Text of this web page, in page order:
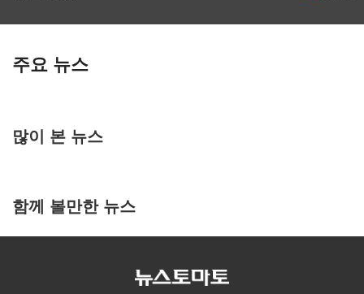
주요 뉴스
많이 본 뉴스
함께 볼만한 뉴스